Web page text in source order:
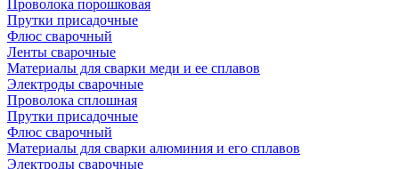
Проволока порошковая
Прутки присадочные
Флюс сварочный
Ленты сварочные
Материалы для сварки меди и ее сплавов
Электроды сварочные
Проволока сплошная
Прутки присадочные
Флюс сварочный
Материалы для сварки алюминия и его сплавов
Электроды сварочные